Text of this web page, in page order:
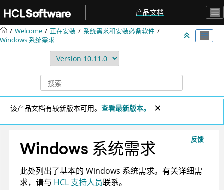
产品文档
Welcome 正在安装
系统需求和安装必备软件
Windows 系统需求
该产品文档有较新版本可用。 查看最新版本。
反馈
Windows 系统需求
此处列出了基本的 Windows 系统需求。有关详细需
求，请与 HCL 支持人员联系。